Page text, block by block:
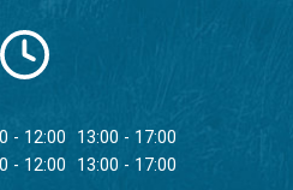
- 12:00
13:00 - 17:00
- 12:00 13:00 - 17:00